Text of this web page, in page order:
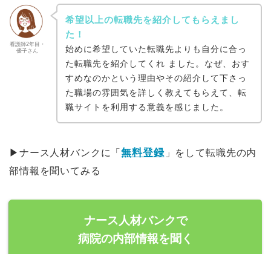
看護師2年目・
優子さん
希望以上の転職先を紹介してもらえまし
た！
始めに希望していた転職先よりも自分に合っ
た転職先を紹介してくれ ました。なぜ、おす
すめなのかという理由やその紹介して下さっ
た職場の雰囲気を詳しく教えてもらえて、転
職サイトを利用する意義を感じました。
▶︎ナース人材バンクに「無料登録 」をして転職先の内
部情報を聞いてみる
ナース人材バンクで
病院の内部情報を聞く